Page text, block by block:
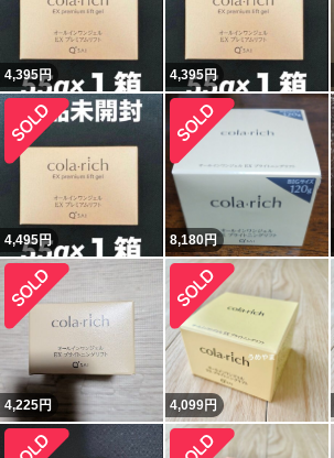
4,395円 4,395円
4,495円 8,180円
4,225円 4,099円